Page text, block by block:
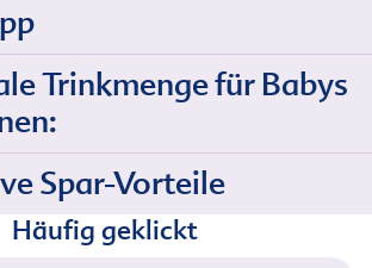
Trinkmenge für Babys
Spar-Vorteile
Häufig geklickt